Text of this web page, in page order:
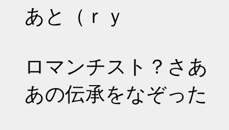
あと（ｒｙ
ロマンチスト？さあ
あの伝承をなぞった